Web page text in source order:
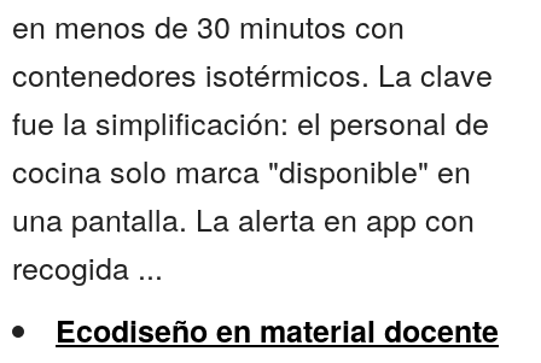
en menos de 30 minutos con
contenedores isotérmicos. La clave
fue la simplificación: el personal de
cocina solo marca "disponible" en
una pantalla. La alerta en app con
recogida ...
Ecodiseño en material docente